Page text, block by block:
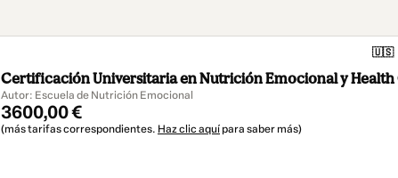
🇺🇸
Certificación Universitaria en Nutrición Emocional y Health
Autor: Escuela de Nutrición Emocional
3600,00 €
(más tarifas correspondientes. Haz clic aquí para saber más)